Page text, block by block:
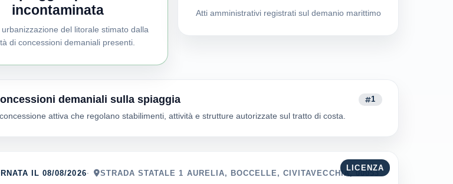
incontaminata
urbanizzazione del litorale stimato dalla
di concessioni demaniali presenti.
Atti amministrativi registrati sul demanio marittimo
demaniali sulla spiaggia
attiva che regolano stabilimenti, attività e strutture autorizzate sul tratto di costa.
1
LICENZA
IL 08/08/2026 STRADA STATALE 1 AURELIA, BOCCELLE, CIVITAVECCHIA, 00053